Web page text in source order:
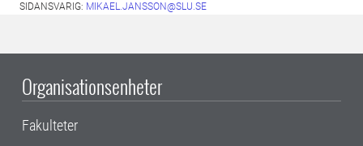
SIDANSVARIG: MIKAEL.JANSSON@SLU.SE
Organisationsenheter
Fakulteter